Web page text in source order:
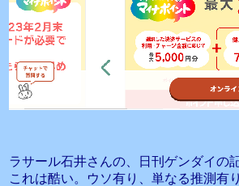
ラサール石井さんの、日刊ゲンダイの
これは酷い。ウソ有り、単なる推測有り